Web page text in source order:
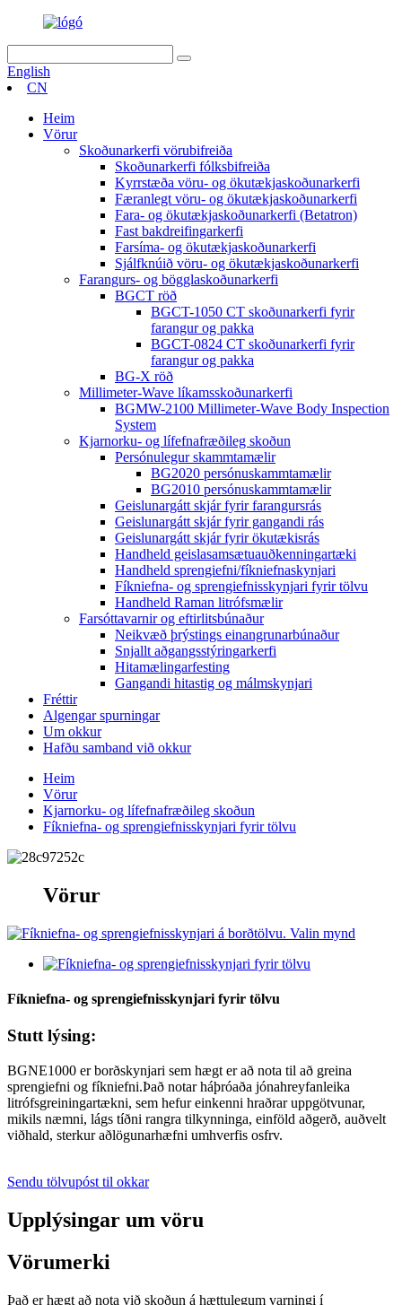
English
CN
Heim
Vörur
Skoðunarkerfi vörubifreiða
Skoðunarkerfi fólksbifreiða
Kyrrstæða vöru- og ökutækjaskoðunarkerfi
Færanlegt vöru- og ökutækjaskoðunarkerfi
Fara- og ökutækjaskoðunarkerfi (Betatron)
Fast bakdreifingarkerfi
Farsíma- og ökutækjaskoðunarkerfi
Sjálfknúið vöru- og ökutækjaskoðunarkerfi
Farangurs- og bögglaskoðunarkerfi
BGCT röð
BGCT-1050 CT skoðunarkerfi fyrir
farangur og pakka
BGCT-0824 CT skoðunarkerfi fyrir
farangur og pakka
BG-X röð
Millimeter-Wave líkamsskoðunarkerfi
BGMW-2100 Millimeter-Wave Body Inspection
System
Kjarnorku- og lífefnafræðileg skoðun
Persónulegur skammtamælir
BG2020 persónuskammtamælir
BG2010 persónuskammtamælir
Geislunargátt skjár fyrir farangursrás
Geislunargátt skjár fyrir gangandi rás
Geislunargátt skjár fyrir ökutækisrás
Handheld geislasamsætuauðkenningartæki
Handheld sprengiefni/fíkniefnaskynjari
Fíkniefna- og sprengiefnisskynjari fyrir tölvu
Handheld Raman litrófsmælir
Farsóttavarnir og eftirlitsbúnaður
Neikvæð þrýstings einangrunarbúnaður
Snjallt aðgangsstýringarkerfi
Hitamælingarfesting
Gangandi hitastig og málmskynjari
Fréttir
Algengar spurningar
Um okkur
Hafðu samband við okkur
Heim
Vörur
Kjarnorku- og lífefnafræðileg skoðun
Fíkniefna- og sprengiefnisskynjari fyrir tölvu
Vörur
Fíkniefna- og sprengiefnisskynjari fyrir tölvu
Stutt lýsing:
BGNE1000 er borðskynjari sem hægt er að nota til að greina
sprengiefni og fíkniefni.Það notar háþróaða jónahreyfanleika
litrófsgreiningartækni, sem hefur einkenni hraðrar uppgötvunar,
mikils næmni, lágs tíðni rangra tilkynninga, einföld aðgerð, auðvelt
viðhald, sterkur aðlögunarhæfni umhverfis osfrv.
Sendu tölvupóst til okkar
Upplýsingar um vöru
Vörumerki
Það er hægt að nota við skoðun á hættulegum varningi í